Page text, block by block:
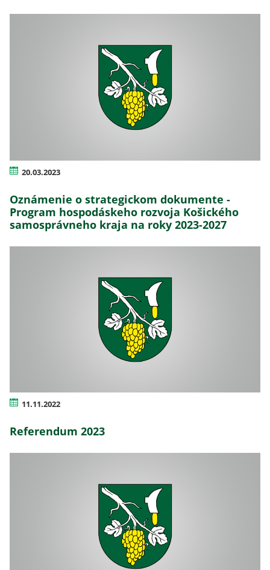
20.03.2023
Oznámenie o strategickom dokumente -
Program hospodáskeho rozvoja Košického
samosprávneho kraja na roky 2023-2027
11.11.2022
Referendum 2023